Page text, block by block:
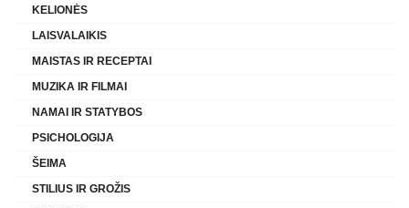
KELIONĖS
LAISVALAIKIS
MAISTAS IR RECEPTAI
MUZIKA IR FILMAI
NAMAI IR STATYBOS
PSICHOLOGIJA
ŠEIMA
STILIUS IR GROŽIS